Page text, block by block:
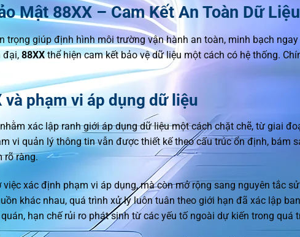
Mật 88XX – Cam Kết An Toàn Dữ
trọng giúp định hình môi trường vận hành an toàn, minh bạch
đại, 88XXthể hiện cam kết bảo vệ dữ liệu một cách có hệ thống.
phạm vi áp dụng dữ liệu
xác lập ranh giới áp dụng dữ liệu một cách chặt chẽ, từ giai
vi quản lý thông tin vẫn được thiết kế theo cấu trúc ổn định, bám
rõ ràng.
xác định phạm vi áp dụng, mà còn mở rộng sang nguyên tắc
khác nhau, quá trình xử lý luôn tuân theo giới hạn đã xác lập
hạn chế rủi ro phát sinh từ các yếu tố ngoài dự kiến trong quá